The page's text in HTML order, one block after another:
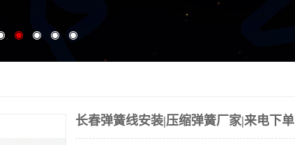
长春弹簧线安装|压缩弹簧厂家|来电下单